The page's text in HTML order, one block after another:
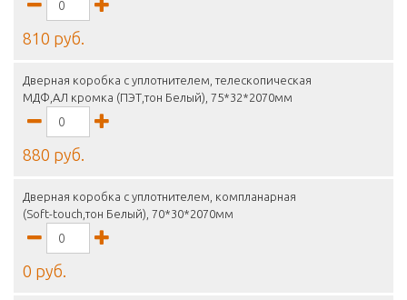
810 руб.
Дверная коробка с уплотнителем, телескопическая
МДФ,АЛ кромка (ПЭТ,тон Белый), 75*32*2070мм
880 руб.
Дверная коробка с уплотнителем, компланарная
(Soft-touch,тон Белый), 70*30*2070мм
0 руб.